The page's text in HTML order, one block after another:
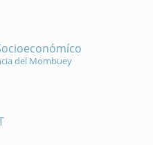
del Mombuey